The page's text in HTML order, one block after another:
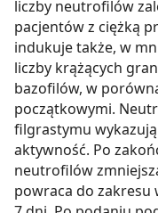
liczby neutrofilów
pacjentów z ciężką
indukuje także, w
liczby krążących
bazofilów, w
początkowymi.
filgrastymu
aktywność. Po
neutrofilów
powraca do zakresu